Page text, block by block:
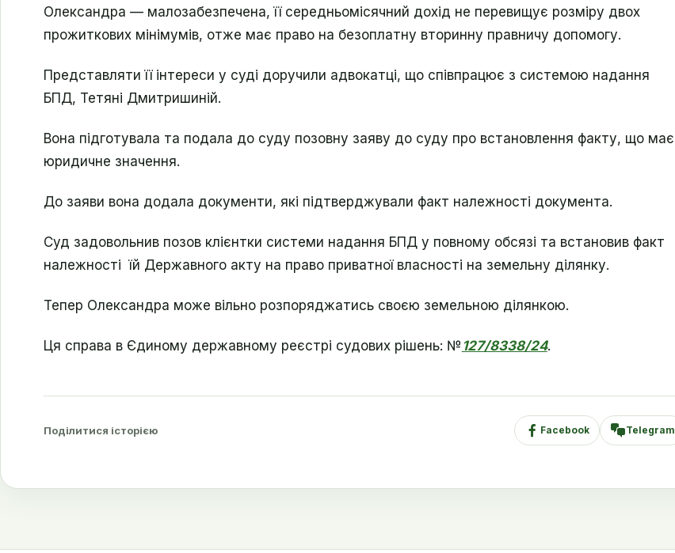
Олександра — малозабезпечена, її середньомісячний дохід не перевищує розміру двох
прожиткових мінімумів, отже має право на безоплатну вторинну правничу допомогу.
Представляти її інтереси у суді доручили адвокатці, що співпрацює з системою надання
БПД, Тетяні Дмитришиній.
Вона підготувала та подала до суду позовну заяву до суду про встановлення факту, що має
юридичне значення.
До заяви вона додала документи, які підтверджували факт належності документа.
Суд задовольнив позов клієнтки системи надання БПД у повному обсязі та встановив факт
належності їй Державного акту на право приватної власності на земельну ділянку.
Тепер Олександра може вільно розпоряджатись своєю земельною ділянкою.
Ця справа в Єдиному державному реєстрі судових рішень: № 127/8338/24.
Поділитися історією Facebook Telegram